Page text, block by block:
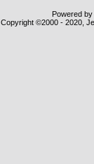
Powered
Copyright ©2000 - 2020,